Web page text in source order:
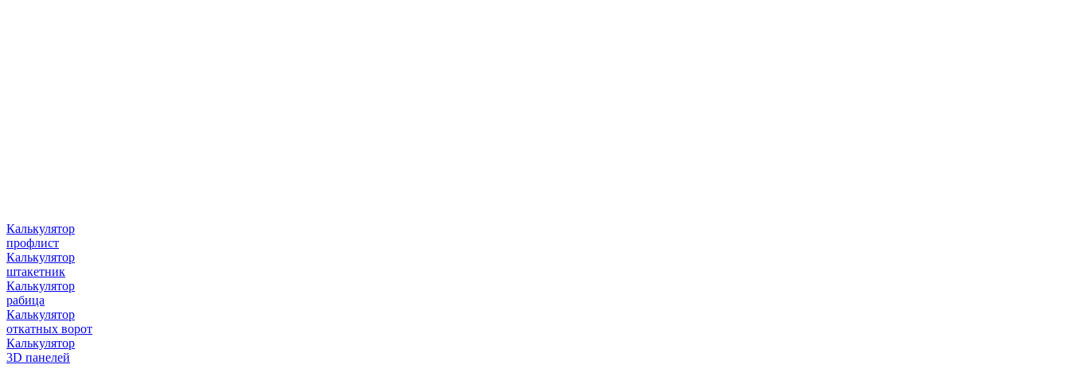
Калькулятор
профлист
Калькулятор
штакетник
Калькулятор
рабица
Калькулятор
откатных ворот
Калькулятор
3D панелей